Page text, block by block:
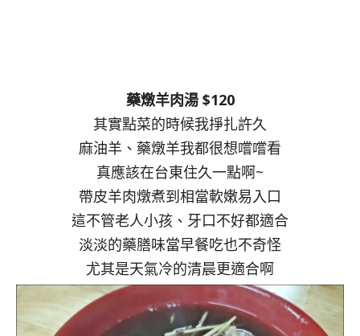
藥燉羊肉湯 $120
其實點菜的時候我掙扎許久
麻油羊、藥燉羊我都很想嚐嚐看
真應該在台東住久一點啊~
帶皮羊肉燉煮到相當軟嫩易入口
這不管老人小孩、牙口不好都適合
淡淡的藥膳味當早餐吃也不奇怪
尤其是天氣冷的清晨更適合啊